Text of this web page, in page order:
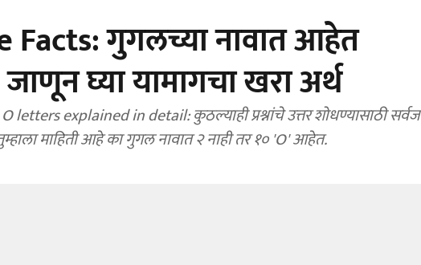
Facts: गुगलच्या नावात आहेत
घ्या यामागचा खरा अर्थ
explained in detail: कुठल्याही प्रश्नांचे उत्तर शोधण्यासाठी सर्वज
माहिती आहे का गुगल नावात २ नाही तर १० 'O' आहेत.